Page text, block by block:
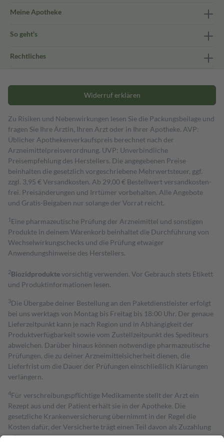
Meine Apotheke
So geht's
Rechtliches
Widerruf erklären
Zu Risiken und Nebenwirkungen lesen Sie die Packungsbeilage und
fragen Sie Ihre Ärztin, Ihren Arzt oder in Ihrer Apotheke. AVP:
Üblicher Apothekenverkaufspreis berechnet nach der
Arzneimittelpreisverordnung. UVP: Unverbindliche
Preisempfehlung des Herstellers. Die angegebenen Preise
beinhalten die gesetzlich vorgeschriebene Mehrwertsteuer, ggf.
zzgl. 3,95 € Versandkosten. Ab 29,00 € Bestell­wert versand­kosten­
frei. Preisänderungen und Irrtümer vorbehalten. Alle Angebote
und Gratis-Beigaben nur solange der Vorrat reicht.
1 Eine pharmazeutische Prüfung der Arzneimittel und sonstigen
Produkte in deinem Warenkorb beinhaltet die Durchführung von
Wechselwirkungschecks und die Prüfung etwaiger
Anwendungshinweise des Herstellers.
2Biozidproduktevorsichtig verwenden. Vor Gebrauch stets Etikett
und Produktinformationen lesen.
3Die Übergabe deiner Bestellung an den Paketdienstleister erfolgt
bei uns werktags von Montag bis Freitag bis 18:00 Uhr. Der genaue
Lieferzeitpunkt kann je nach Region und in Abhängigkeit der
Produktverfügbarkeit sowie vom Zustellzeitpunkt des Spediteurs
abweichen. Darüber hinaus können notwendige pharmazeutische
Prüfungen, die zu deiner Arzneimittelsicherheit dienen, die
Lieferfrist um die Dauer der Prüfungen einschließlich Klärungen
verlängern.
4Für verschreibungspflichtige Medikamente stellt der Arzt ein
Rezept aus und der Patient erhält sie in der Apotheke. Die
gesetzliche Krankenversicherung übernimmt in der Regel die
Kosten dafür, der Versicherte trägt einen Teil davon als Zuzahlung
mit.